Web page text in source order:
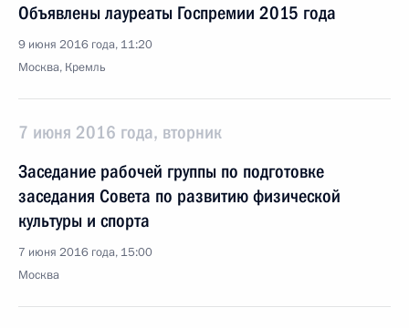
Объявлены лауреаты Госпремии 2015 года
9 июня 2016 года, 11:20
Москва, Кремль
7 июня 2016 года, вторник
Заседание рабочей группы по подготовке
заседания Совета по развитию физической
культуры и спорта
7 июня 2016 года, 15:00
Москва